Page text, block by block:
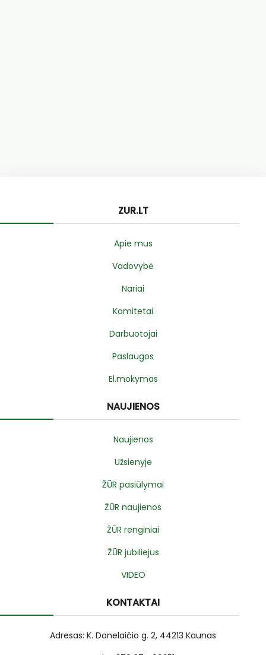
ZUR.LT
Apie mus
Vadovybė
Nariai
Komitetai
Darbuotojai
Paslaugos
El.mokymas
NAUJIENOS
Naujienos
Užsienyje
ŽŪR pasiūlymai
ŽŪR naujienos
ŽŪR renginiai
ŽŪR jubiliejus
VIDEO
KONTAKTAI
Adresas: K. Donelaičio g. 2, 44213 Kaunas